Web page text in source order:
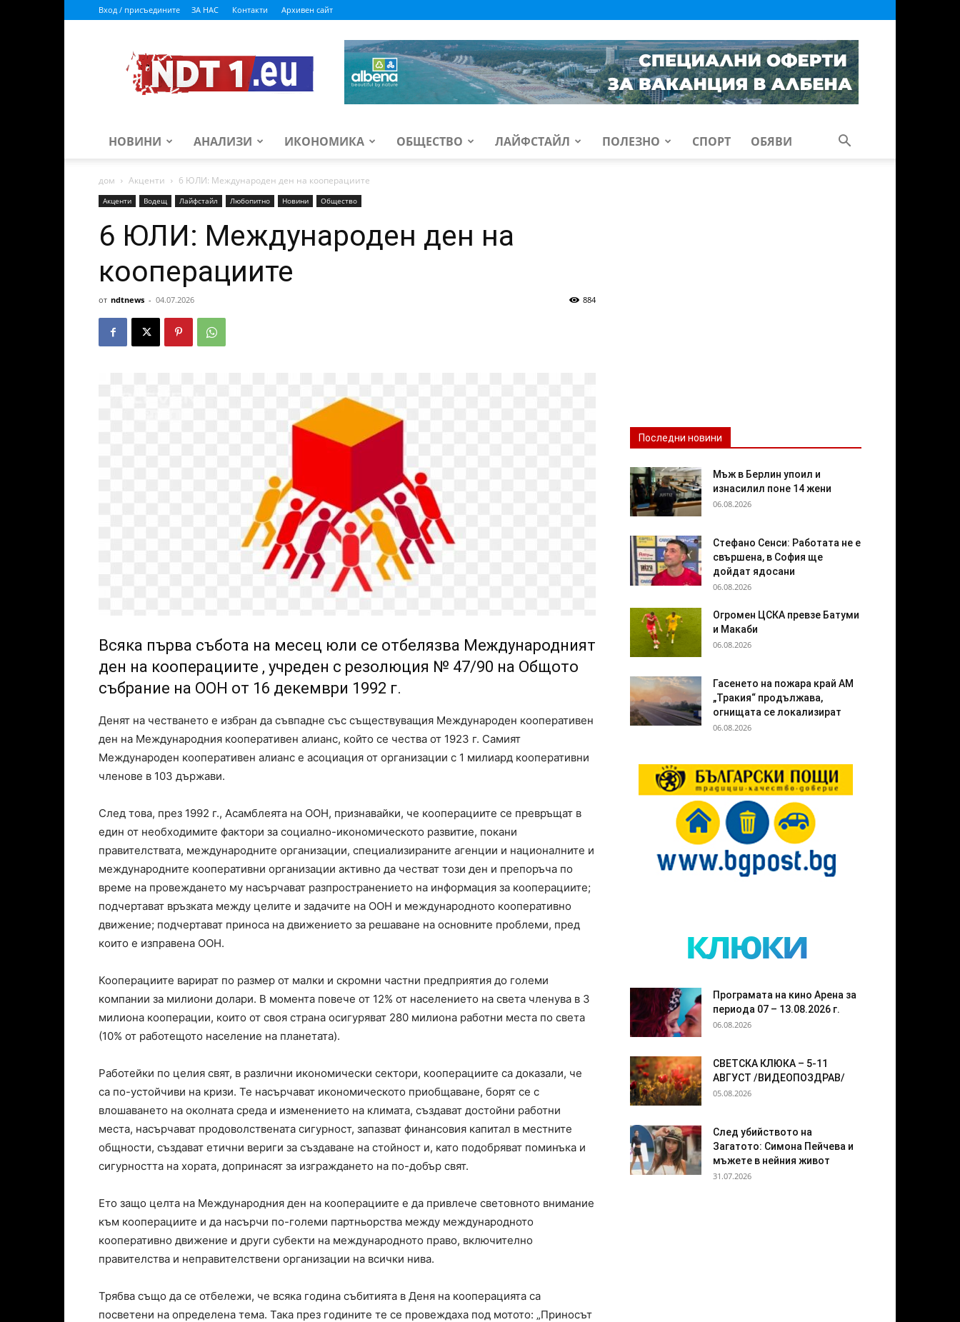
Вход / присъедините ЗА НАС Контакти Архивен сайт
НОВИНИ АНАЛИЗИ ИКОНОМИКА ОБЩЕСТВО ЛАЙФСТАЙЛ ПОЛЕЗНО СПОРТ ОБЯВИ
дом Акценти 6 ЮЛИ: Международен ден на кооперациите
Акценти Водещ Лайфстайл Любопитно Новини Общество
6 ЮЛИ: Международен ден на
кооперациите
от ndtnews - 04.07.2026 884
Всяка първа събота на месец юли се отбелязва Международният
ден на кооперациите , учреден с резолюция № 47/90 на Общото
събрание на ООН от 16 декември 1992 г.
Денят на честването е избран да съвпадне със съществуващия Международен кооперативен
ден на Международния кооперативен алианс, който се чества от 1923 г. Самият
Международен кооперативен алианс е асоциация от организации с 1 милиард кооперативни
членове в 103 държави.
След това, през 1992 г., Асамблеята на ООН, признавайки, че кооперациите се превръщат в
един от необходимите фактори за социално-икономическото развитие, покани
правителствата, международните организации, специализираните агенции и националните и
международните кооперативни организации активно да честват този ден и препоръча по
време на провеждането му насърчават разпространението на информация за кооперациите;
подчертават връзката между целите и задачите на ООН и международното кооперативно
движение; подчертават приноса на движението за решаване на основните проблеми, пред
които е изправена ООН.
Кооперациите варират по размер от малки и скромни частни предприятия до големи
компании за милиони долари. В момента повече от 12% от населението на света членува в 3
милиона кооперации, които от своя страна осигуряват 280 милиона работни места по света
(10% от работещото население на планетата).
Работейки по целия свят, в различни икономически сектори, кооперациите са доказали, че
са по-устойчиви на кризи. Те насърчават икономическото приобщаване, борят се с
влошаването на околната среда и изменението на климата, създават достойни работни
места, насърчават продоволствената сигурност, запазват финансовия капитал в местните
общности, създават етични вериги за създаване на стойност и, като подобряват поминъка и
сигурността на хората, допринасят за изграждането на по-добър свят.
Ето защо целта на Международния ден на кооперациите е да привлече световното внимание
към кооперациите и да насърчи по-големи партньорства между международното
кооперативно движение и други субекти на международното право, включително
правителства и неправителствени организации на всички нива.
Трябва също да се отбележи, че всяка година събитията в Деня на кооперацията са
посветени на определена тема. Така през годините те се провеждаха под мотото: „Приносът
Последни новини
Мъж в Берлин упоил и
изнасилил поне 14 жени
06.08.2026
Стефано Сенси: Работата не е
свършена, в София ще
дойдат ядосани
06.08.2026
Огромен ЦСКА превзе Батуми
и Макаби
06.08.2026
Гасенето на пожара край АМ
„Тракия“ продължава,
огнищата се локализират
06.08.2026
клюки
Програмата на кино Арена за
периода 07 – 13.08.2026 г.
06.08.2026
СВЕТСКА КЛЮКА – 5-11
АВГУСТ /ВИДЕОПОЗДРАВ/
05.08.2026
След убийството на
Загатото: Симона Пейчева и
мъжете в нейния живот
31.07.2026